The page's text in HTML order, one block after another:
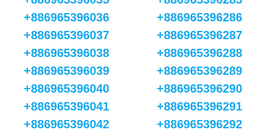
+886965396036
+886965396037
+886965396038
+886965396039
+886965396040
+886965396041
+886965396042
+886965396286
+886965396287
+886965396288
+886965396289
+886965396290
+886965396291
+886965396292